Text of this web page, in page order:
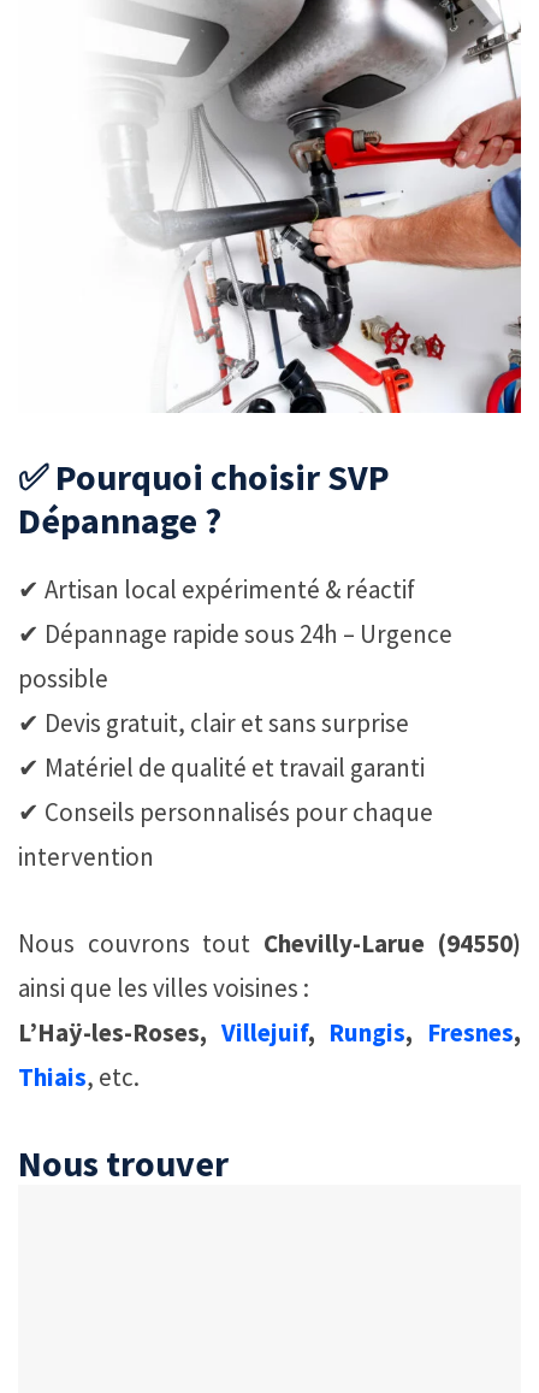
✅ Pourquoi choisir SVP
Dépannage ?
✔ Artisan local expérimenté & réactif
✔ Dépannage rapide sous 24h – Urgence
possible
✔ Devis gratuit, clair et sans surprise
✔ Matériel de qualité et travail garanti
✔ Conseils personnalisés pour chaque
intervention
Nous couvrons tout Chevilly-Larue (94550)
ainsi que les villes voisines :
L’Haÿ-les-Roses, Villejuif, Rungis, Fresnes,
Thiais, etc.
Nous trouver